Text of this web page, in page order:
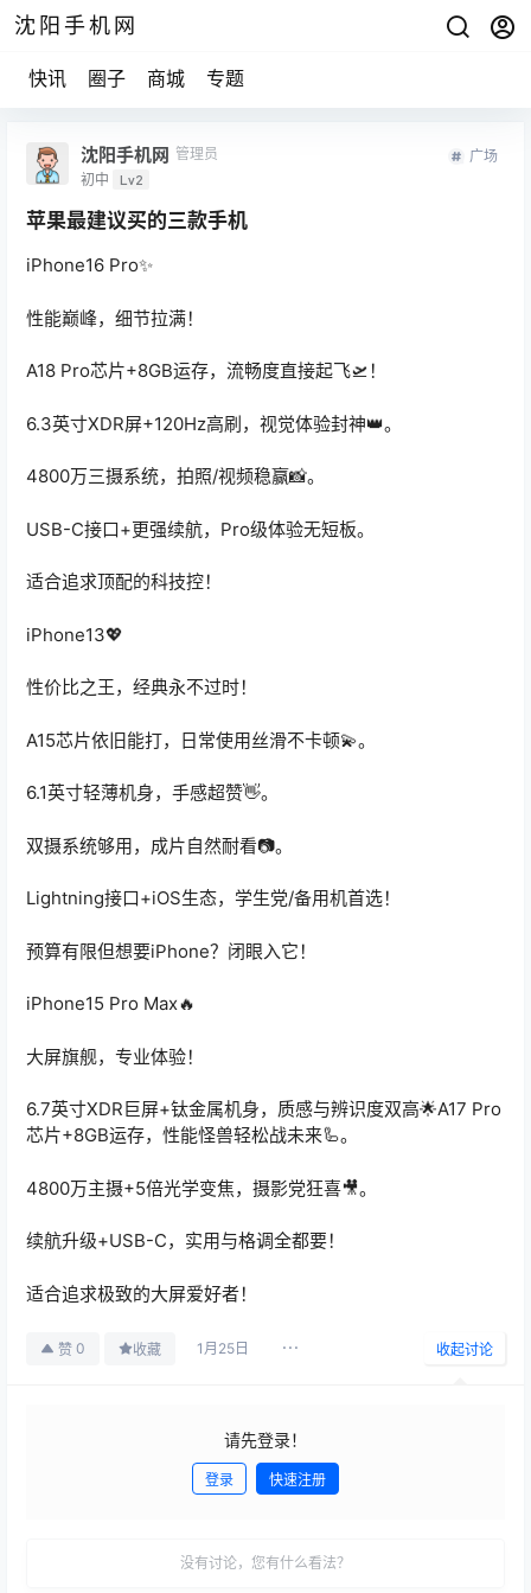
沈阳手机网
快讯 圈子 商城 专题
沈阳手机网 管理员
初中
Lv2
广场
苹果最建议买的三款手机
iPhone16 Pro✨
性能巅峰，细节拉满！
A18 Pro芯片+8GB运存，流畅度直接起飞🛫！
6.3英寸XDR屏+120Hz高刷，视觉体验封神👑。
4800万三摄系统，拍照/视频稳赢📸。
USB-C接口+更强续航，Pro级体验无短板。
适合追求顶配的科技控！
iPhone13💖
性价比之王，经典永不过时！
A15芯片依旧能打，日常使用丝滑不卡顿💫。
6.1英寸轻薄机身，手感超赞👋。
双摄系统够用，成片自然耐看📷。
Lightning接口+iOS生态，学生党/备用机首选！
预算有限但想要iPhone？闭眼入它！
iPhone15 Pro Max🔥
大屏旗舰，专业体验！
6.7英寸XDR巨屏+钛金属机身，质感与辨识度双高🌟A17 Pro
芯片+8GB运存，性能怪兽轻松战未来🦾。
4800万主摄+5倍光学变焦，摄影党狂喜🎥。
续航升级+USB-C，实用与格调全都要！
适合追求极致的大屏爱好者！
赞 0 收藏 1月25日 收起讨论
请先登录！
登录 快速注册
没有讨论，您有什么看法？